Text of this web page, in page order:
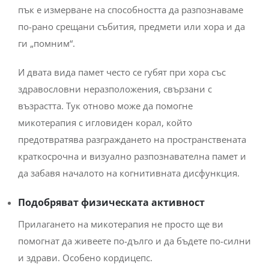
пък е измерване на способността да разпознаваме
по-рано срещани събития, предмети или хора и да
ги „помним“.
И двата вида памет често се губят при хора със
здравословни неразположения, свързани с
възрастта. Тук отново може да помогне
микотерапия с игловиден корал, който
предотвратява разграждането на пространствената
краткосрочна и визуално разпознавателна памет и
да забавя началото на когнитивната дисфункция.
Подобряват физическата активност
Прилагането на микотерапия не просто ще ви
помогнат да живеете по-дълго и да бъдете по-силни
и здрави. Особено кордицепс.